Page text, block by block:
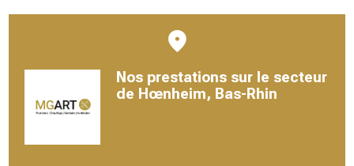
Nos prestations sur le secteur
de Hœnheim, Bas-Rhin